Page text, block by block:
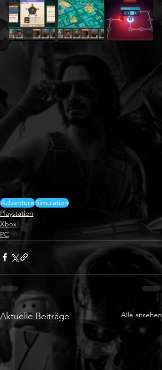
AdventureSimulation
Playstation
Xbox
PC
Aktuelle Beiträge Alle ansehen